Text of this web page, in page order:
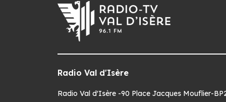
Radio Val d'Isère
Radio Val d'Isère -90 Place Jacques Mouflier-